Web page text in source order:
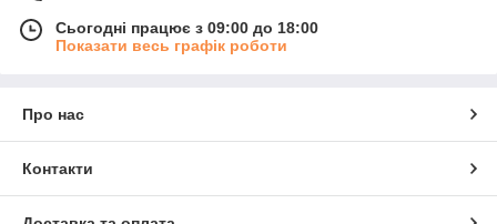
Сьогодні працює з 09:00 до 18:00
Показати весь графік роботи
Про нас
Контакти